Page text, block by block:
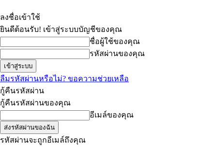
ลงชื่อเข้าใช้
ยินดีต้อนรับ! เข้าสู่ระบบบัญชีของคุณ
ชื่อผู้ใช้ของคุณ
รหัสผ่านของคุณ
ลืมรหัสผ่านหรือไม่? ขอความช่วยเหลือ
กู้คืนรหัสผ่าน
กู้คืนรหัสผ่านของคุณ
อีเมล์ของคุณ
รหัสผ่านจะถูกอีเมล์ถึงคุณ